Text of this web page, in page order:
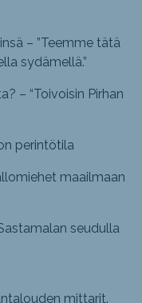
– ”Teemme tätä
sydämellä.”
– “Toivoisin Pirhan
perintötila
maailmaan
seudulla
mittarit.